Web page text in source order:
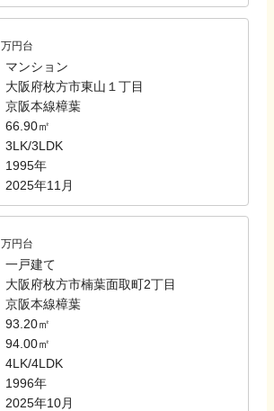
万円台
マンション
大阪府枚方市東山１丁目
京阪本線樟葉
66.90㎡
3LK/3LDK
1995年
2025年11月
万円台
一戸建て
大阪府枚方市楠葉面取町2丁目
京阪本線樟葉
93.20㎡
94.00㎡
4LK/4LDK
1996年
2025年10月